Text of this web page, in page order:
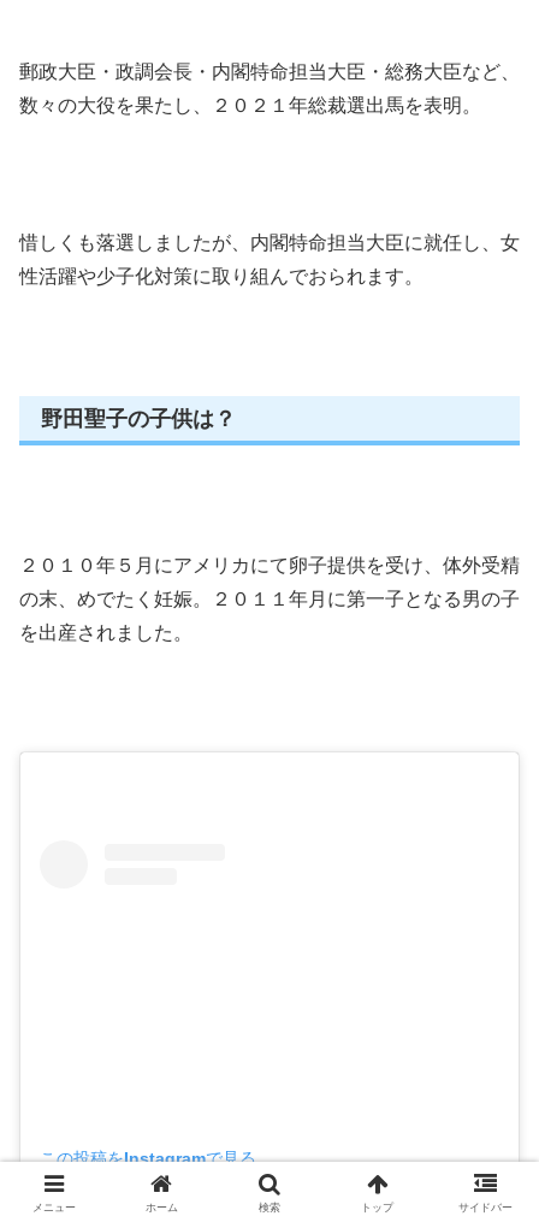
郵政大臣・政調会長・内閣特命担当大臣・総務大臣など、
数々の大役を果たし、２０２１年総裁選出馬を表明。
惜しくも落選しましたが、内閣特命担当大臣に就任し、女
性活躍や少子化対策に取り組んでおられます。
野田聖子の子供は？
２０１０年５月にアメリカにて卵子提供を受け、体外受精
の末、めでたく妊娠。２０１１年月に第一子となる男の子
を出産されました。
この投稿をInstagramで見る
メニュー ホーム 検索 トップ サイドバー